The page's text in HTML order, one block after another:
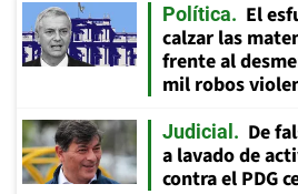
Política
El
calzar las
frente al
mil robos
Judicial
De
a lavado de
contra el PDG